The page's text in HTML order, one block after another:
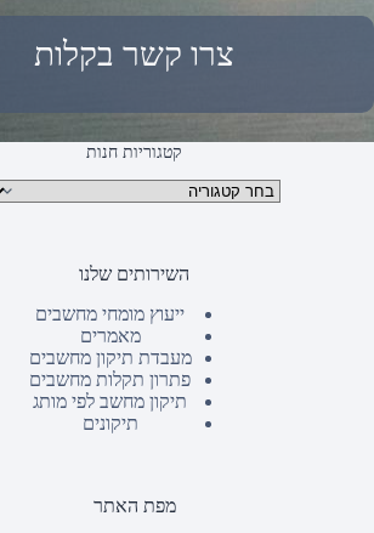
צרו קשר בקלות
קטגוריות חנות
קטגוריות
השירותים שלנו
ייעוץ מומחי מחשבים
מאמרים
מעבדת תיקון מחשבים
פתרון תקלות מחשבים
תיקון מחשב לפי מותג
תיקונים
מפת האתר